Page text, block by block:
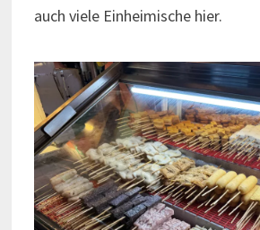
auch viele Einheimische hier.